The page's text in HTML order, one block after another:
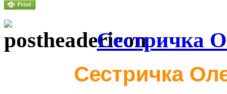
Сестричка
Сестричка